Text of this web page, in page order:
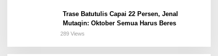
Trase Batutulis Capai 22 Persen, Jenal
Mutaqin: Oktober Semua Harus Beres
289 Views